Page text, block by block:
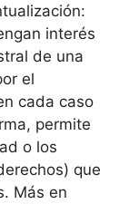
interés
de una
el
cada caso
permite
o los
que
Más en